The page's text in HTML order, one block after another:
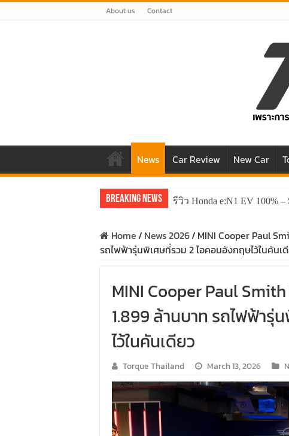
About us Contact
News Car Review New Car
Breaking News รีวิว Honda e:N1 EV 100%
Home/ News 2026/ MINI Cooper Paul
รถไฟฟ้ารุ่นพิเศษที่รวม 2 ไอคอนอังกฤษไว้ในคันเ
MINI Cooper Paul
1.899 ล้านบาท รถไฟฟ้ารุ่
ไว้ในคันเดียว
Torque Thailand March 13, 2026